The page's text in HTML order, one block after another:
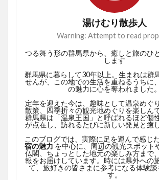
湯けむり散歩人
Warning: Attempt to read
つる舞う形の群馬県から、癒しと旅のひ
します
群馬県に暮らして30年以上。生まれは群
せんが、この地での生活を重ねるうちに
の魅力に心を奪われました。
定年を迎えた今は、趣味として温泉めぐ
散策、四季折々の観光地めぐりを楽しん
群馬県は「温泉王国」と呼ばれるほど個
が点在し、訪れるたびに新しい発見と癒
このブログでは、実際に足を運んで感じ
宿の魅力 を中心に、周辺の観光スポット
仏閣、ちょっとした地元の楽しみ方まで
報をお届けしています。時には県外への
て、旅好きの皆さまに参考になる体験談
す。